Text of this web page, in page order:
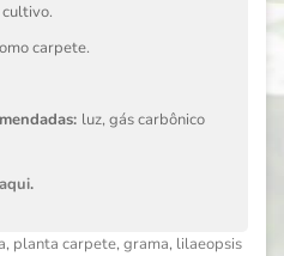
carpete.
luz, gás carbônico
.
, planta carpete, grama, lilaeopsis